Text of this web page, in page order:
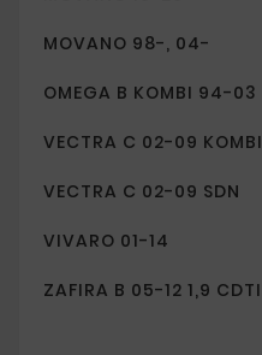
MOVANO 98-, 04-
OMEGA B KOMBI 94-03
VECTRA C 02-09 KOMBI
VECTRA C 02-09 SDN
VIVARO 01-14
ZAFIRA B 05-12 1,9 CDTI